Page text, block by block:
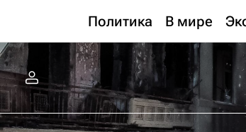
Политика В мире